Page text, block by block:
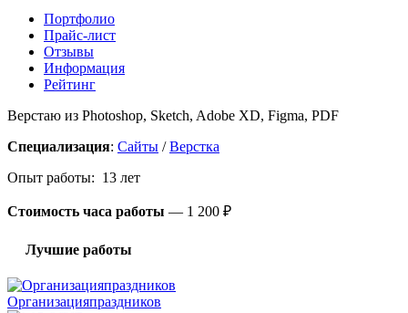
Портфолио
Прайс-лист
Отзывы
Информация
Рейтинг
Верстаю из Photoshop, Sketch, Adobe XD, Figma, PDF
Специализация: Сайты /Верстка
Опыт работы: 13 лет
Стоимость часа работы — 1 200 ₽
Лучшие работы
Организацияпраздников